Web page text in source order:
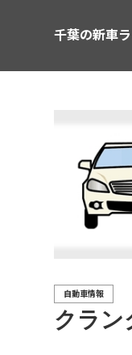
千葉の新車
クラン
自動車情報